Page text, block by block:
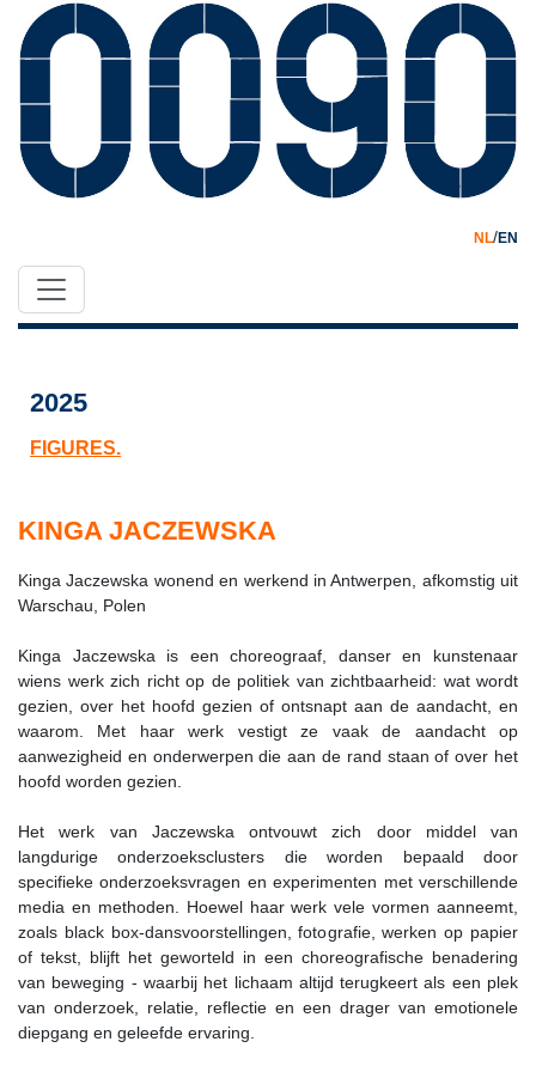
NL/EN
2025
FIGURES.
KINGA JACZEWSKA
Kinga Jaczewska wonend en werkend in Antwerpen, afkomstig uit
Warschau, Polen
Kinga Jaczewska is een choreograaf, danser en kunstenaar
wiens werk zich richt op de politiek van zichtbaarheid: wat wordt
gezien, over het hoofd gezien of ontsnapt aan de aandacht, en
waarom. Met haar werk vestigt ze vaak de aandacht op
aanwezigheid en onderwerpen die aan de rand staan of over het
hoofd worden gezien.
Het werk van Jaczewska ontvouwt zich door middel van
langdurige onderzoeksclusters die worden bepaald door
specifieke onderzoeksvragen en experimenten met verschillende
media en methoden. Hoewel haar werk vele vormen aanneemt,
zoals black box-dansvoorstellingen, fotografie, werken op papier
of tekst, blijft het geworteld in een choreografische benadering
van beweging - waarbij het lichaam altijd terugkeert als een plek
van onderzoek, relatie, reflectie en een drager van emotionele
diepgang en geleefde ervaring.